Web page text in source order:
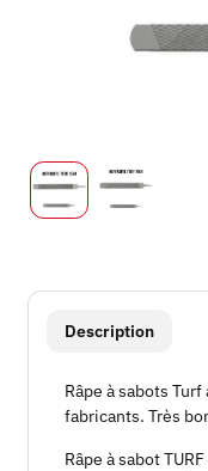
Description
Râpe à sabots
fabricants. Très
Râpe à sabot